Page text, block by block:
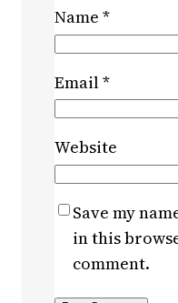
Name *
Email*
Website
Save my
in this
comment.